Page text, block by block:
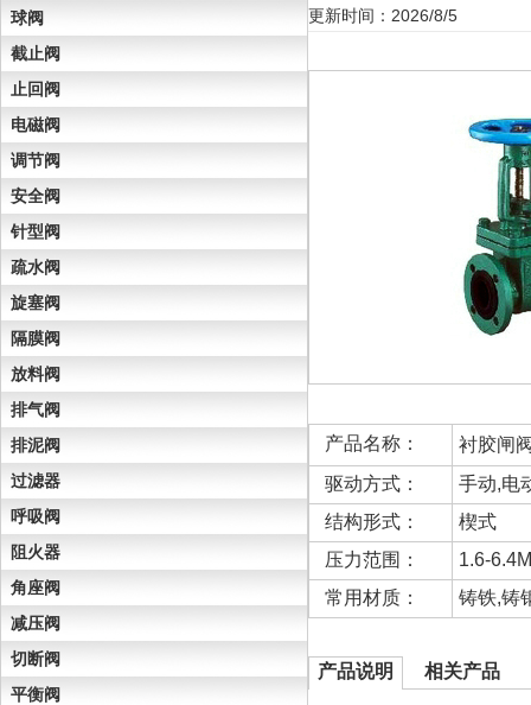
球阀
截止阀
止回阀
电磁阀
调节阀
安全阀
针型阀
疏水阀
旋塞阀
隔膜阀
放料阀
排气阀
排泥阀
过滤器
呼吸阀
阻火器
角座阀
减压阀
切断阀
平衡阀
更新时间：2026/8/5
产品名称：
衬胶闸
驱动方式：
手动,电
结构形式：
楔式
压力范围：
1.6-
常用材质：
铸铁,铸
产品说明 相关产品